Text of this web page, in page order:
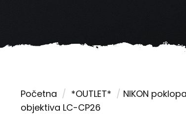
Početna / *OUTLET* / NIKON
objektiva LC-CP26